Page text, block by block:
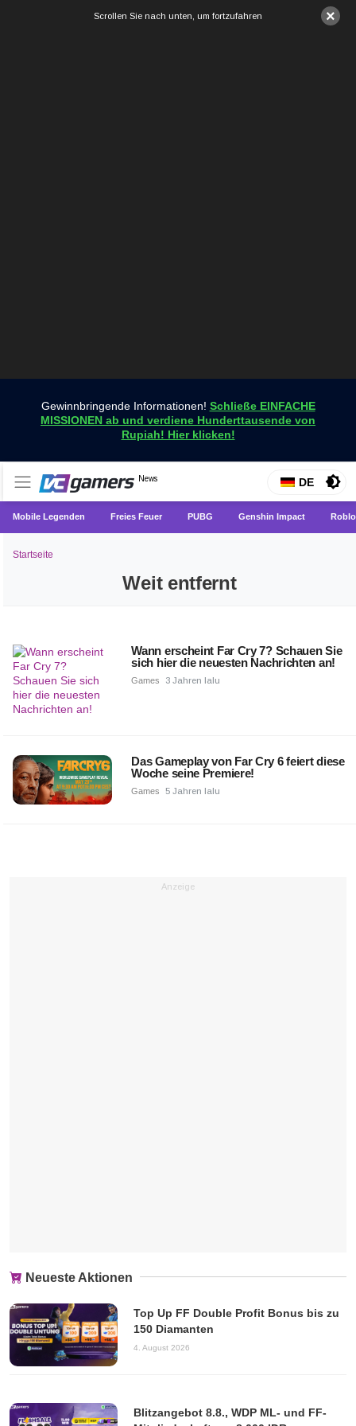
×
Scrollen Sie nach unten, um fortzufahren
Gewinnbringende Informationen! Schließe EINFACHE
MISSIONEN ab und verdiene Hunderttausende von
Rupiah! Hier klicken!
VCGamers-Neuigkeiten
News
Holen Sie sich die neuesten Spielnachrichten nur bei
VCGamers
DE
Mobile Legenden Freies Feuer PUBG Genshin Impact
Startseite
Weit entfernt
Wann erscheint Far Cry 7? Schauen Sie
sich hier die neuesten Nachrichten an!
Games 3 Jahren lalu
Das Gameplay von Far Cry 6 feiert diese
Woche seine Premiere!
Games 5 Jahren lalu
Anzeige
Neueste Aktionen
Top Up FF Double Profit Bonus bis zu
150 Diamanten
4. August 2026
Blitzangebot 8.8., WDP ML- und FF-